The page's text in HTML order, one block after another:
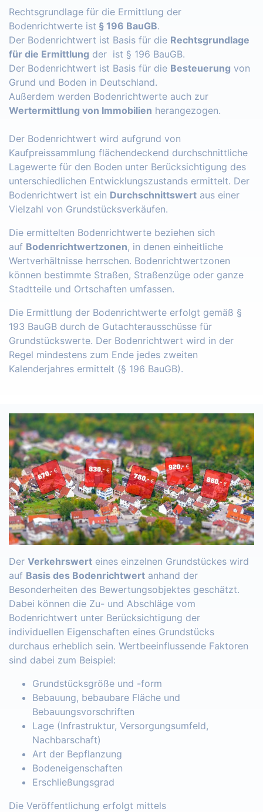
Rechtsgrundlage für die Ermittlung der
Bodenrichtwerte ist § 196 BauGB.
Der Bodenrichtwert ist Basis für die Rechtsgrundlage
für die Ermittlung der ist § 196 BauGB.
Der Bodenrichtwert ist Basis für die Besteuerung von
Grund und Boden in Deutschland.
Außerdem werden Bodenrichtwerte auch zur
Wertermittlung von Immobilien herangezogen.
Der Bodenrichtwert wird aufgrund von
Kaufpreissammlung flächendeckend durchschnittliche
Lagewerte für den Boden unter Berücksichtigung des
unterschiedlichen Entwicklungszustands ermittelt. Der
Bodenrichtwert ist ein Durchschnittswert aus einer
Vielzahl von Grundstücksverkäufen.
Die ermittelten Bodenrichtwerte beziehen sich
auf Bodenrichtwertzonen, in denen einheitliche
Wertverhältnisse herrschen. Bodenrichtwertzonen
können bestimmte Straßen, Straßenzüge oder ganze
Stadtteile und Ortschaften umfassen.
Die Ermittlung der Bodenrichtwerte erfolgt gemäß §
193 BauGB durch de Gutachterausschüsse für
Grundstückswerte. Der Bodenrichtwert wird in der
Regel mindestens zum Ende jedes zweiten
Kalenderjahres ermittelt (§ 196 BauGB).
Der Verkehrswert eines einzelnen Grundstückes wird
auf Basis des Bodenrichtwert anhand der
Besonderheiten des Bewertungsobjektes geschätzt.
Dabei können die Zu- und Abschläge vom
Bodenrichtwert unter Berücksichtigung der
individuellen Eigenschaften eines Grundstücks
durchaus erheblich sein. Wertbeeinflussende Faktoren
sind dabei zum Beispiel:
Grundstücksgröße und -form
Bebauung, bebaubare Fläche und
Bebauungsvorschriften
Lage (Infrastruktur, Versorgungsumfeld,
Nachbarschaft)
Art der Bepflanzung
Bodeneigenschaften
Erschließungsgrad
Die Veröffentlichung erfolgt mittels